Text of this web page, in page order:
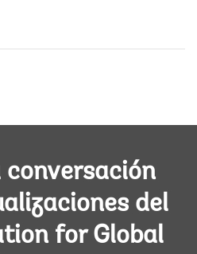
conversación
del
for Global